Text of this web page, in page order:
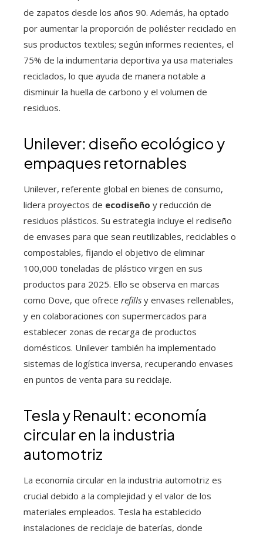
de zapatos desde los años 90. Además, ha optado
por aumentar la proporción de poliéster reciclado en
sus productos textiles; según informes recientes, el
75% de la indumentaria deportiva ya usa materiales
reciclados, lo que ayuda de manera notable a
disminuir la huella de carbono y el volumen de
residuos.
Unilever: diseño ecológico y
empaques retornables
Unilever, referente global en bienes de consumo,
lidera proyectos de ecodiseño y reducción de
residuos plásticos. Su estrategia incluye el rediseño
de envases para que sean reutilizables, reciclables o
compostables, fijando el objetivo de eliminar
100,000 toneladas de plástico virgen en sus
productos para 2025. Ello se observa en marcas
como Dove, que ofrece refills y envases rellenables,
y en colaboraciones con supermercados para
establecer zonas de recarga de productos
domésticos. Unilever también ha implementado
sistemas de logística inversa, recuperando envases
en puntos de venta para su reciclaje.
Tesla y Renault: economía
circular en la industria
automotriz
La economía circular en la industria automotriz es
crucial debido a la complejidad y el valor de los
materiales empleados. Tesla ha establecido
instalaciones de reciclaje de baterías, donde